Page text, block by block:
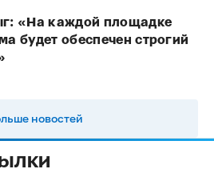
«На каждой площадке
будет обеспечен строгий
новостей